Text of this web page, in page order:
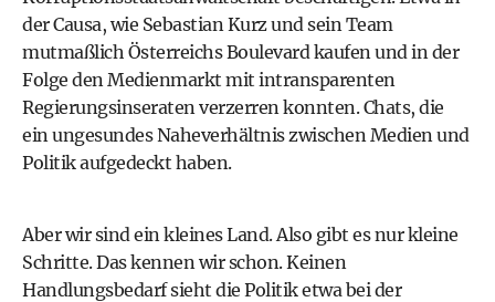
der Causa, wie Sebastian Kurzund sein Team
mutmaßlich Österreichs Boulevard kaufen und in der
Folge den Medienmarkt mit intransparenten
Regierungsinseraten verzerren konnten. Chats, die
ein ungesundes Naheverhältnis zwischen Medien und
Politik aufgedeckt haben.
Aber wir sind ein kleines Land. Also gibt es nur kleine
Schritte. Das kennen wir schon. Keinen
Handlungsbedarf sieht die Politik etwa bei der